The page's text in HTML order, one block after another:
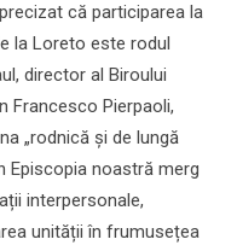
că participarea la
la Loreto este rodul
director al Biroului
Francesco Pierpaoli,
„rodnică și de lungă
Episcopia noastră merg
interpersonale,
unității în frumusețea